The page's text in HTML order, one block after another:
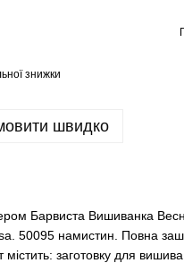
знижки
швидко
Барвиста Вишиванка
50095 намистин. Повна
заготовку для